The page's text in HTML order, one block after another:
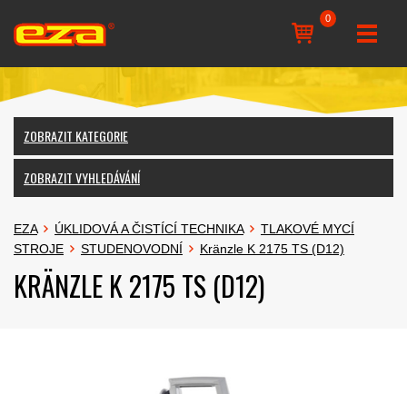
0
ZOBRAZIT KATEGORIE
ZOBRAZIT VYHLEDÁVÁNÍ
EZA ÚKLIDOVÁ A ČISTÍCÍ TECHNIKA
TLAKOVÉ MYCÍ
STROJE
STUDENOVODNÍ Kränzle K 2175 TS (D12)
KRÄNZLE K 2175 TS (D12)